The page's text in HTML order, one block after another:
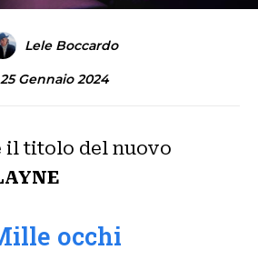
Lele Boccardo
25 Gennaio 2024
il titolo del nuovo
occhi